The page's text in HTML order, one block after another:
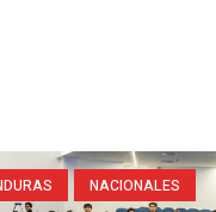
NACIONALES